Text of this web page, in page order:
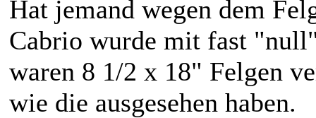
Hat jemand wegen dem
Cabrio wurde mit fast
waren 8 1/2 x 18" Felgen
wie die ausgesehen haben.